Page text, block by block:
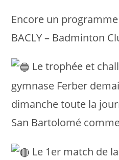
Encore un
BACLY – Badminton
Le trophée et
gymnase Ferber
dimanche toute la
San Bartolomé
Le 1er match de